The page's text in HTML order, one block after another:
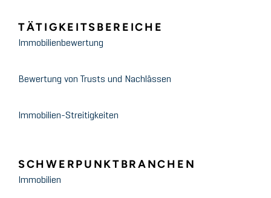
TÄTIGKEITSBEREICHE
Immobilienbewertung
Bewertung von Trusts und Nachlässen
Immobilien-Streitigkeiten
SCHWERPUNKTBRANCHEN
Immobilien